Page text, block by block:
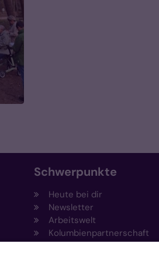
Schwerpunkte
Heute bei dir
Newsletter
Arbeitswelt
Kolumbienpartnerschaft